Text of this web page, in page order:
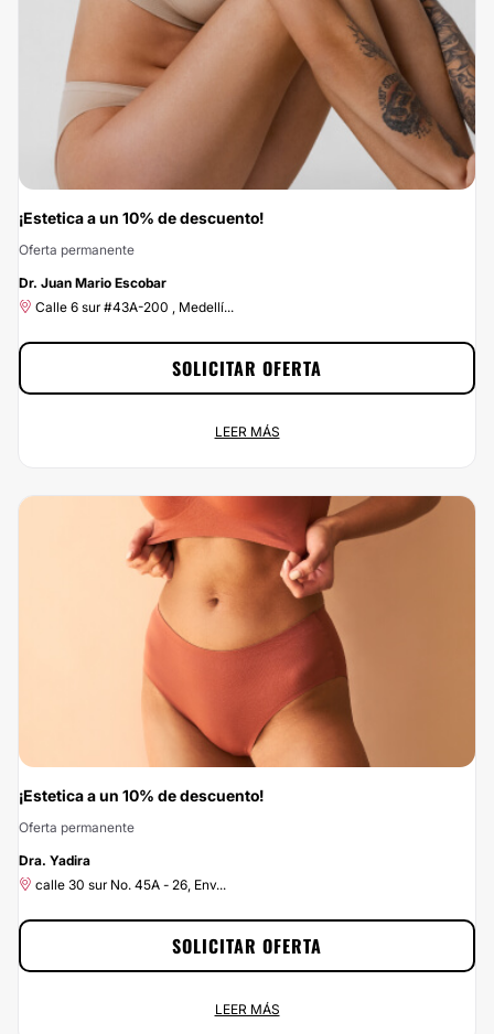
¡aprovecha nuestros descuentos!
-10%
¡Estetica a un 10% de descuento!
Oferta permanente
Dr. Juan Mario Escobar
Calle 6 sur #43A-200 , Medellí...
No dejes escapar esta oportunidad: con Clinicasesteticas.com.co vas a
ahorrar el 10% si te pones en las manos de Dr. Juan Mario Escobar. Si estás
buscando el mejor precio para un servicio de calidad, ¡has encontrado la
mejor opción! Porque en Clinicasesteticas.com.co, no queremos que el precio
SOLICITAR OFERTA
LEER MÁS
-10%
¡Estetica a un 10% de descuento!
Oferta permanente
Dra. Yadira
calle 30 sur No. 45A - 26, Env...
SOLICITAR OFERTA
LEER MÁS